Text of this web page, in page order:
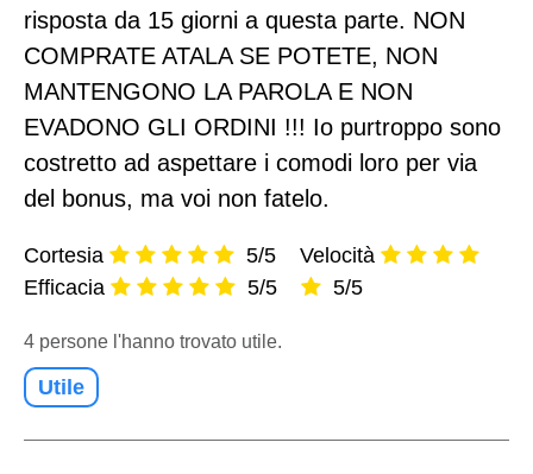
risposta da 15 giorni a questa parte. NON
COMPRATE ATALA SE POTETE, NON
MANTENGONO LA PAROLA E NON
EVADONO GLI ORDINI !!! Io purtroppo sono
costretto ad aspettare i comodi loro per via
del bonus, ma voi non fatelo.
Cortesia
5/5
Efficacia
5/5
Velocità
5/5
4 persone l'hanno trovato utile.
Utile